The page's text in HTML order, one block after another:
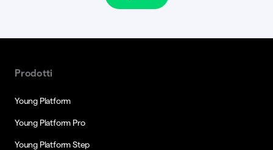
Prodotti
Young Platform
Young Platform Pro
Young Platform Step